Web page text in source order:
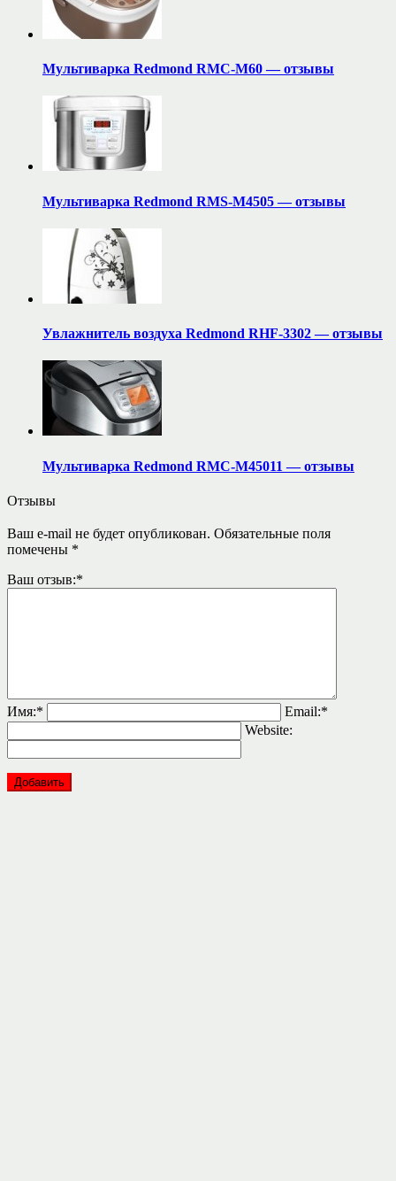
Мультиварка Redmond RMC-M60 — отзывы
Мультиварка Redmond RMS-M4505 — отзывы
Увлажнитель воздуха Redmond RHF-3302 — отзывы
Мультиварка Redmond RMC-M45011 — отзывы
Отзывы
Ваш e-mail не будет опубликован. Обязательные поля
помечены *
Ваш отзыв:*
Имя:* Email:*
Website: